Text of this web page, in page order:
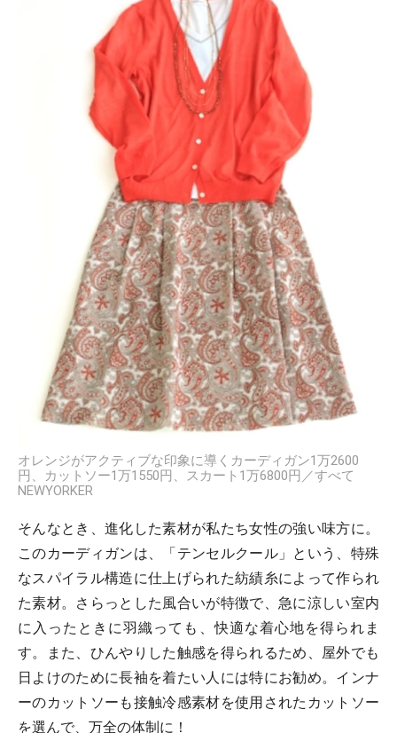
オレンジがアクティブな印象に導くカーディガン1万2600
円、カットソー1万1550円、スカート1万6800円／すべて
NEWYORKER
そんなとき、進化した素材が私たち女性の強い味方に。
このカーディガンは、「テンセルクール」という、特殊
なスパイラル構造に仕上げられた紡績糸によって作られ
た素材。さらっとした風合いが特徴で、急に涼しい室内
に入ったときに羽織っても、快適な着心地を得られま
す。また、ひんやりした触感を得られるため、屋外でも
日よけのために長袖を着たい人には特にお勧め。インナ
ーのカットソーも接触冷感素材を使用されたカットソー
を選んで、万全の体制に！